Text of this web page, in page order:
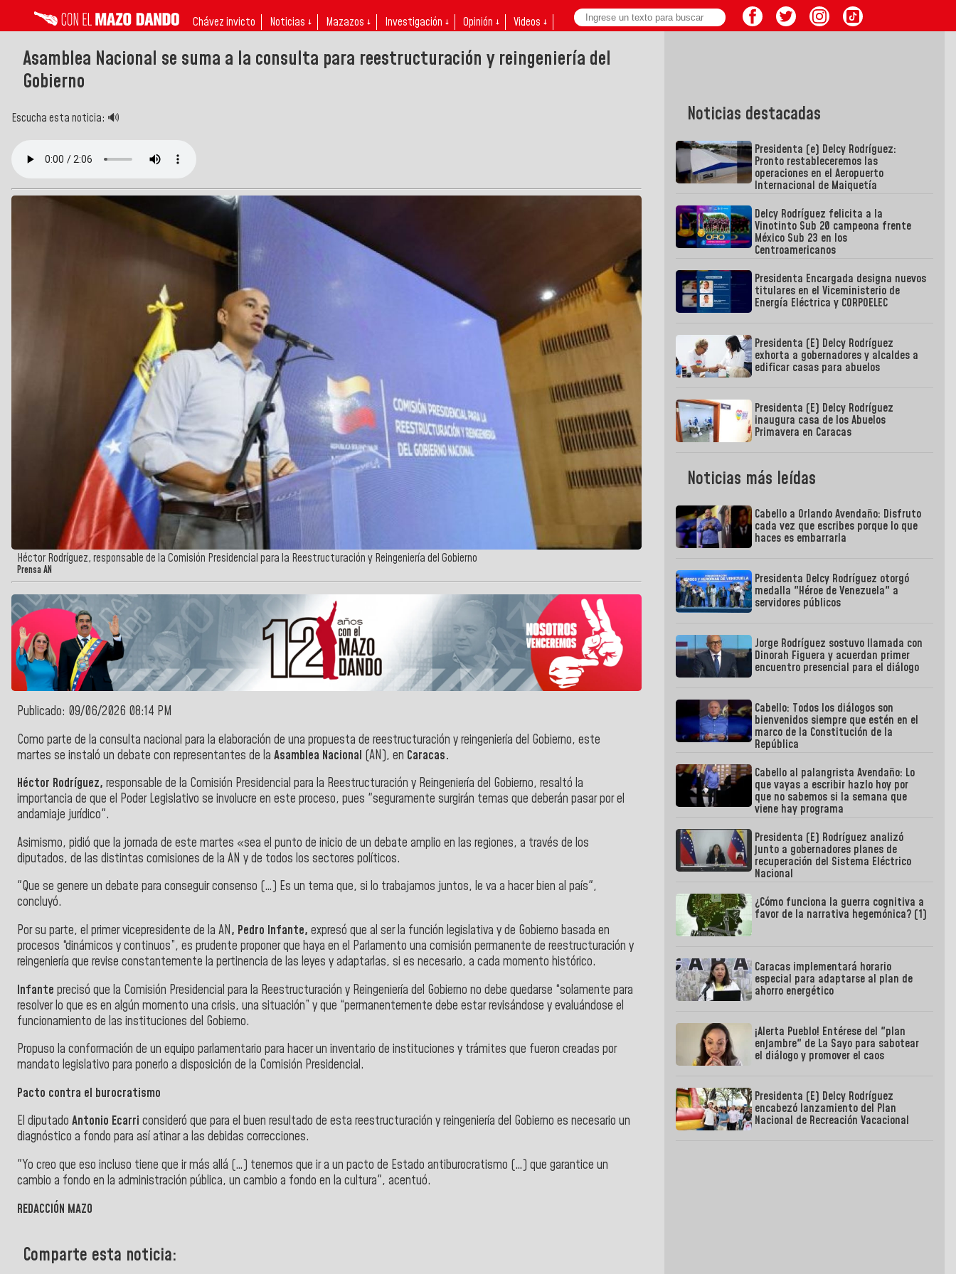
Chávez invicto Noticias ↓ Mazazos ↓ Investigación ↓ Opinión ↓ Videos ↓
Asamblea Nacional se suma a la consulta para reestructuración y reingeniería del
Gobierno
Escucha esta noticia: 🔊
Héctor Rodríguez, responsable de la Comisión Presidencial para la Reestructuración y Reingeniería del Gobierno
Prensa AN
Publicado: 09/06/2026 08:14 PM
Como parte de la consulta nacional para la elaboración de una propuesta de reestructuración y reingeniería del Gobierno, este
martes se instaló un debate con representantes de la Asamblea Nacional (AN), en Caracas.
Héctor Rodríguez, responsable de la Comisión Presidencial para la Reestructuración y Reingeniería del Gobierno, resaltó la
importancia de que el Poder Legislativo se involucre en este proceso, pues "seguramente surgirán temas que deberán pasar por el
andamiaje jurídico".
Asimismo, pidió que la jornada de este martes «sea el punto de inicio de un debate amplio en las regiones, a través de los
diputados, de las distintas comisiones de la AN y de todos los sectores políticos.
"Que se genere un debate para conseguir consenso (…) Es un tema que, si lo trabajamos juntos, le va a hacer bien al país",
concluyó.
Por su parte, el primer vicepresidente de la AN, Pedro Infante, expresó que al ser la función legislativa y de Gobierno basada en
procesos “dinámicos y continuos”, es prudente proponer que haya en el Parlamento una comisión permanente de reestructuración y
reingeniería que revise constantemente la pertinencia de las leyes y adaptarlas, si es necesario, a cada momento histórico.
Infante precisó que la Comisión Presidencial para la Reestructuración y Reingeniería del Gobierno no debe quedarse “solamente para
resolver lo que es en algún momento una crisis, una situación” y que “permanentemente debe estar revisándose y evaluándose el
funcionamiento de las instituciones del Gobierno.
Propuso la conformación de un equipo parlamentario para hacer un inventario de instituciones y trámites que fueron creadas por
mandato legislativo para ponerlo a disposición de la Comisión Presidencial.
Pacto contra el burocratismo
El diputado Antonio Ecarri consideró que para el buen resultado de esta reestructuración y reingeniería del Gobierno es necesario un
diagnóstico a fondo para así atinar a las debidas correcciones.
"Yo creo que eso incluso tiene que ir más allá (…) tenemos que ir a un pacto de Estado antiburocratismo (…) que garantice un
cambio a fondo en la administración pública, un cambio a fondo en la cultura", acentuó.
REDACCIÓN MAZO
Comparte esta noticia:
Noticias destacadas
Presidenta (e) Delcy Rodríguez:
Pronto restableceremos las
operaciones en el Aeropuerto
Internacional de Maiquetía
Delcy Rodríguez felicita a la
Vinotinto Sub 20 campeona frente
México Sub 23 en los
Centroamericanos
Presidenta Encargada designa nuevos
titulares en el Viceministerio de
Energía Eléctrica y CORPOELEC
Presidenta (E) Delcy Rodríguez
exhorta a gobernadores y alcaldes a
edificar casas para abuelos
Presidenta (E) Delcy Rodríguez
inaugura casa de los Abuelos
Primavera en Caracas
Noticias más leídas
Cabello a Orlando Avendaño: Disfruto
cada vez que escribes porque lo que
haces es embarrarla
Presidenta Delcy Rodríguez otorgó
medalla "Héroe de Venezuela" a
servidores públicos
Jorge Rodríguez sostuvo llamada con
Dinorah Figuera y acuerdan primer
encuentro presencial para el diálogo
Cabello: Todos los diálogos son
bienvenidos siempre que estén en el
marco de la Constitución de la
República
Cabello al palangrista Avendaño: Lo
que vayas a escribir hazlo hoy por
que no sabemos si la semana que
viene hay programa
Presidenta (E) Rodríguez analizó
junto a gobernadores planes de
recuperación del Sistema Eléctrico
Nacional
¿Cómo funciona la guerra cognitiva a
favor de la narrativa hegemónica? (1)
Caracas implementará horario
especial para adaptarse al plan de
ahorro energético
¡Alerta Pueblo! Entérese del "plan
enjambre" de La Sayo para sabotear
el diálogo y promover el caos
Presidenta (E) Delcy Rodríguez
encabezó lanzamiento del Plan
Nacional de Recreación Vacacional